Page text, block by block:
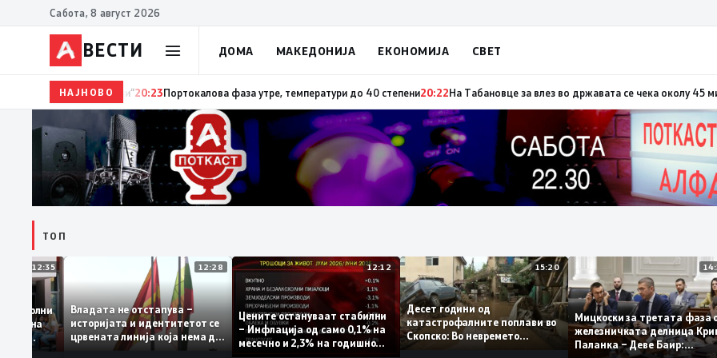
Сабота, 8 август 2026
ВЕСТИ ДОМА МАКЕДОНИЈА ЕКОНОМИЈА СВЕТ
НАЈНОВО20:24Сиљановска Давкова на Свечената академија по повод „30 години Општина Вевчани“20:23Портокалова фаза утре,
ТОП
12:35
се задоволни
на
12:28
Владата не отстапува –
историјата и идентитетот се
црвената линија која нема да
се погази
12:12
Цените остануваат стабилни
– Инфлација од само 0,1% на
месечно и 2,3% на годишно
15:20
Десет години од
катастрофалните поплави во
Скопско: Во невремето
Мицкоски за третата
железничката делница
Паланка – Деве Баир: